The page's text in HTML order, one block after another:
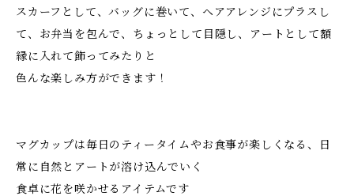
スカーフとして、バッグに巻いて、ヘアアレンジにプラスし
て、お弁当を包んで、ちょっとして目隠し、アートとして額
縁に入れて飾ってみたりと
色んな楽しみ方ができます！
マグカップは毎日のティータイムやお食事が楽しくなる、日
常に自然とアートが溶け込んでいく
食卓に花を咲かせるアイテムです